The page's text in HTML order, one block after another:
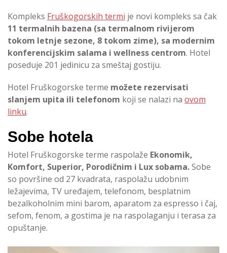
Kompleks Fruškogorskih termi je novi kompleks sa čak
11 termalnih bazena (sa termalnom rivijerom
tokom letnje sezone, 8 tokom zime), sa modernim
konferencijskim salama i wellness centrom. Hotel
poseduje 201 jedinicu za smeštaj gostiju.
Hotel Fruškogorske terme možete rezervisati
slanjem upita ili telefonom koji se nalazi na ovom
linku.
Sobe hotela
Hotel Fruškogorske terme raspolaže Ekonomik,
Komfort, Superior, Porodičnim i Lux sobama.Sobe
so površine od 27 kvadrata, raspolažu udobnim
ležajevima, TV uređajem, telefonom, besplatnim
bezalkoholnim mini barom, aparatom za espresso i čaj,
sefom, fenom, a gostima je na raspolaganju i terasa za
opuštanje.